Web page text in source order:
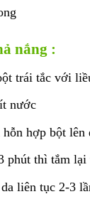
nắng :
trái tắc với
nước
hợp bột lên
phút thì tắm
liên tục 2-3